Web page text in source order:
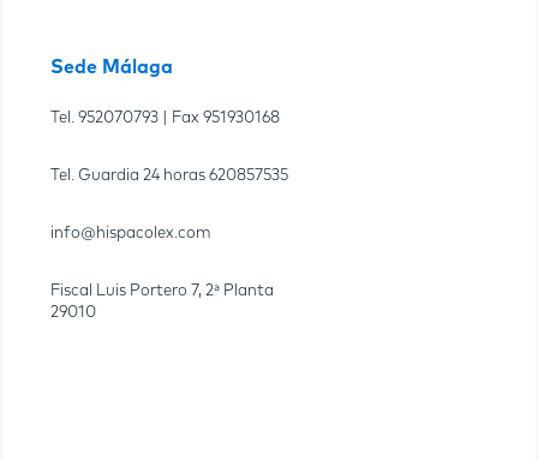
Sede Málaga
Tel. 952070793 | Fax 951930168
Tel. Guardia 24 horas 620857535
info@hispacolex.com
Fiscal Luis Portero 7, 2ª Planta
29010